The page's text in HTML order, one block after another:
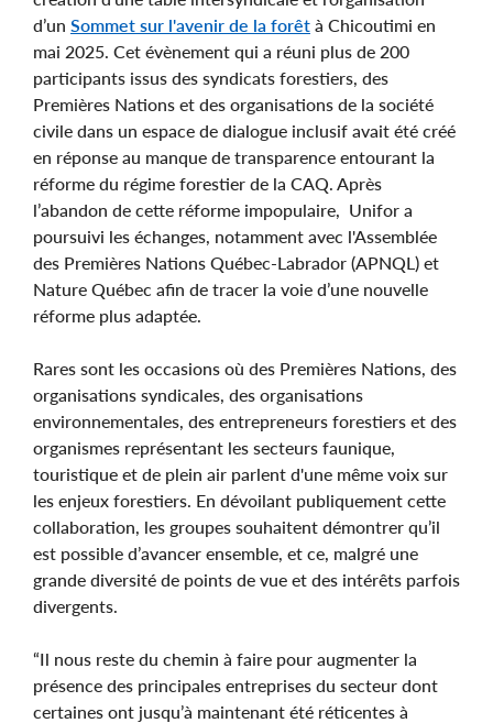
d’un Sommet sur l'avenir de la forêt à Chicoutimi en
mai 2025. Cet évènement qui a réuni plus de 200
participants issus des syndicats forestiers, des
Premières Nations et des organisations de la société
civile dans un espace de dialogue inclusif avait été créé
en réponse au manque de transparence entourant la
réforme du régime forestier de la CAQ. Après
l’abandon de cette réforme impopulaire, Unifor a
poursuivi les échanges, notamment avec l'Assemblée
des Premières Nations Québec-Labrador (APNQL) et
Nature Québec afin de tracer la voie d’une nouvelle
réforme plus adaptée.
Rares sont les occasions où des Premières Nations, des
organisations syndicales, des organisations
environnementales, des entrepreneurs forestiers et des
organismes représentant les secteurs faunique,
touristique et de plein air parlent d'une même voix sur
les enjeux forestiers. En dévoilant publiquement cette
collaboration, les groupes souhaitent démontrer qu’il
est possible d’avancer ensemble, et ce, malgré une
grande diversité de points de vue et des intérêts parfois
divergents.
“Il nous reste du chemin à faire pour augmenter la
présence des principales entreprises du secteur dont
certaines ont jusqu’à maintenant été réticentes à